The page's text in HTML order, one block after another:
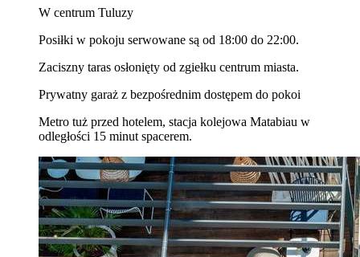
W centrum Tuluzy
Posiłki w pokoju serwowane są od 18:00 do 22:00.
Zaciszny taras osłonięty od zgiełku centrum miasta.
Prywatny garaż z bezpośrednim dostępem do pokoi
Metro tuż przed hotelem, stacja kolejowa Matabiau w
odległości 15 minut spacerem.